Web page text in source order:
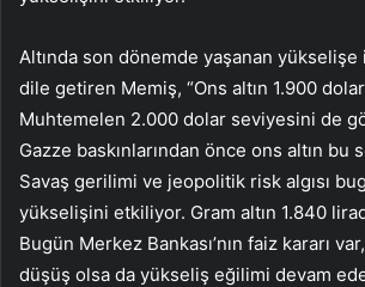
Altında son dönemde yaşanan
dile getiren Memiş, “Ons altın 1.900
Muhtemelen 2.000 dolar seviyesini de
Gazze baskınlarından önce ons altın bu
Savaş gerilimi ve jeopolitik risk algısı
yükselişini etkiliyor. Gram altın 1.840
Bugün Merkez Bankası’nın faiz kararı
düşüş olsa da yükseliş eğilimi devam